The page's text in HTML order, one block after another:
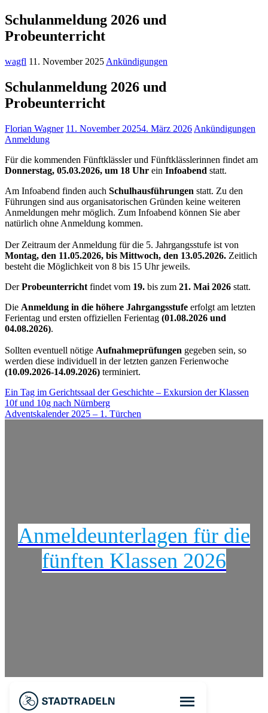
Schulanmeldung 2026 und
Probeunterricht
wagfl 11. November 2025 Ankündigungen
Schulanmeldung 2026 und
Probeunterricht
Florian Wagner 11. November 20254. März 2026 Ankündigungen
Anmeldung
Für die kommenden Fünftklässler und Fünftklässlerinnen findet am
Donnerstag, 05.03.2026, um 18 Uhr ein Infoabend statt.
Am Infoabend finden auch Schulhausführungen statt. Zu den
Führungen sind aus organisatorischen Gründen keine weiteren
Anmeldungen mehr möglich. Zum Infoabend können Sie aber
natürlich ohne Anmeldung kommen.
Der Zeitraum der Anmeldung für die 5. Jahrgangsstufe ist von
Montag, den 11.05.2026, bis Mittwoch, den 13.05.2026. Zeitlich
besteht die Möglichkeit von 8 bis 15 Uhr jeweils.
DerProbeunterricht findet vom 19. bis zum 21. Mai 2026 statt.
Die Anmeldung in die höhere Jahrgangsstufe erfolgt am letzten
Ferientag und ersten offiziellen Ferientag (01.08.2026 und
04.08.2026).
Sollten eventuell nötige Aufnahmeprüfungen gegeben sein, so
werden diese individuell in der letzten ganzen Ferienwoche
(10.09.2026-14.09.2026) terminiert.
Beitragsnavigation
Ein Tag im Gerichtssaal der Geschichte – Exkursion der Klassen
10f und 10g nach Nürnberg
Adventskalender 2025 – 1. Türchen
Anmeldeunterlagen für die
fünften Klassen 2026